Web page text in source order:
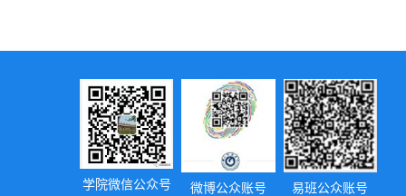
学院微信公众号 微博公众账号 易班公众账号